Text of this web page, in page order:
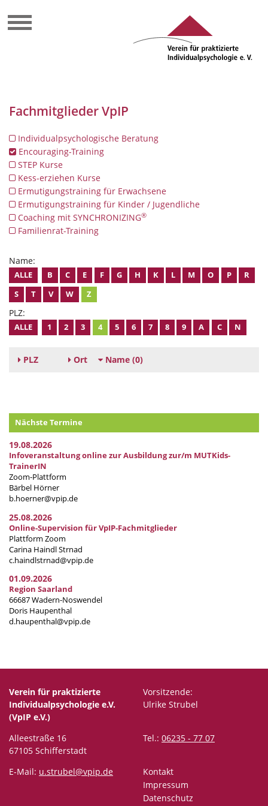
Fachmitglieder VpIP
Individualpsychologische Beratung
Encouraging-Training
STEP Kurse
Kess-erziehen Kurse
Ermutigungstraining für Erwachsene
Ermutigungstraining für Kinder / Jugendliche
Coaching mit SYNCHRONIZING®
Familienrat-Training
Name:
ALLE B C E F G H K L M O P
R
S
T V W Z
PLZ:
ALLE 1 2 3 4 5 6 7 8 9 A C N
PLZ Ort Name (0)
Nächste Termine
19.08.2026
Infoveranstaltung online zur Ausbildung zur/m MUTKids-
TrainerIN
Zoom-Plattform
Bärbel Hörner
b.hoerner@vpip.de
25.08.2026
Online-Supervision für VpIP-Fachmitglieder
Plattform Zoom
Carina Haindl Strnad
c.haindlstrnad@vpip.de
01.09.2026
Region Saarland
66687 Wadern-Noswendel
Doris Haupenthal
d.haupenthal@vpip.de
Verein für praktizierte
Individualpsychologie e.V.
(VpIP e.V.)
Vorsitzende:
Ulrike Strubel
Alleestraße 16
67105 Schifferstadt
Tel.: 06235 - 77 07
E-Mail: u.strubel@vpip.de
Kontakt
Impressum
Datenschutz